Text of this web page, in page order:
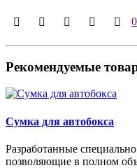
Рекомендуемые
Сумка для автобокса
Разработанные
позволяющие в полном